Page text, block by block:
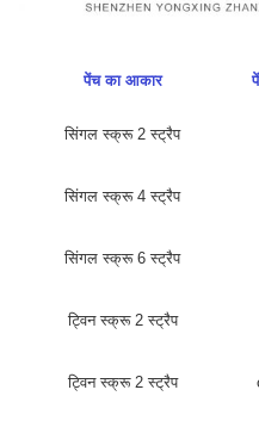
पेंच का आकार
सिंगल स्क्रू 2 स्ट्रैप
सिंगल स्क्रू 4 स्ट्रैप
सिंगल स्क्रू 6 स्ट्रैप
ट्विन स्क्रू 2 स्ट्रैप
ट्विन स्क्रू 2 स्ट्रैप